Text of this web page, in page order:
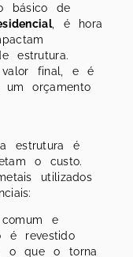
básico de
, é hora
estrutura.
valor final, e é
um orçamento
estrutura é
o custo.
utilizados
e
é revestido
o que o torna